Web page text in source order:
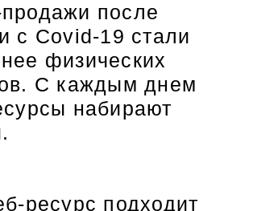
после
с Covid-19 стали
физических
С каждым днем
набирают
ресурс подходит